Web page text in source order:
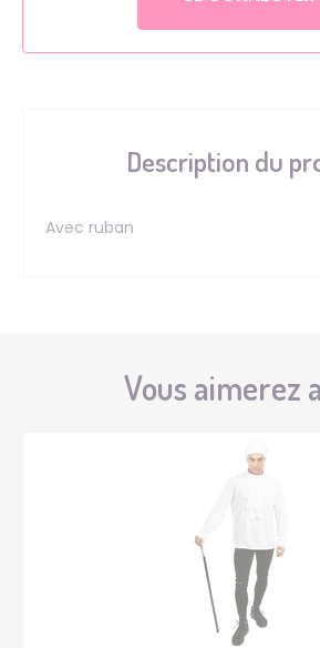
Description du
Avec ruban
Vous aimerez